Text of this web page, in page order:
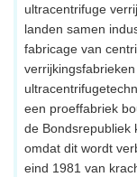
ultracentrifuge
landen samen
fabricage van
een proeffabriek
de Bondsrepubliek
omdat dit wordt
eind 1981 van